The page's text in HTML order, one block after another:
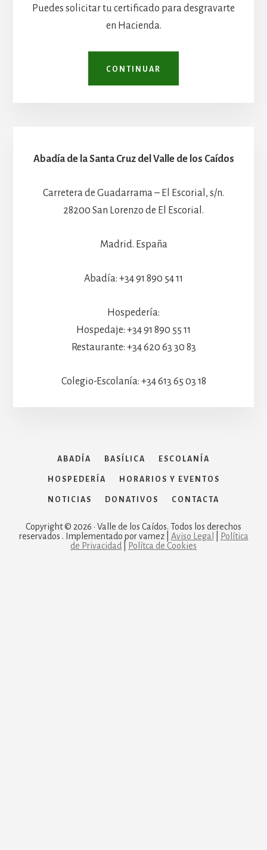
Puedes solicitar tu certificado para desgravarte
en Hacienda.
CONTINUAR
Abadía de la Santa Cruz del Valle de los Caídos
Carretera de Guadarrama – El Escorial, s/n.
28200 San Lorenzo de El Escorial.
Madrid. España
Abadía: +34 91 890 54 11
Hospedería:
Hospedaje: +34 91 890 55 11
Restaurante: +34 620 63 30 83
Colegio-Escolanía: +34 613 65 03 18
ABADÍA BASÍLICA ESCOLANÍA
HOSPEDERÍA HORARIOS Y EVENTOS
NOTICIAS DONATIVOS CONTACTA
Copyright © 2026 · Valle de los Caídos. Todos los derechos
reservados . Implementado por vamez | Aviso Legal
Política
de Privacidad
Polítca de Cookies